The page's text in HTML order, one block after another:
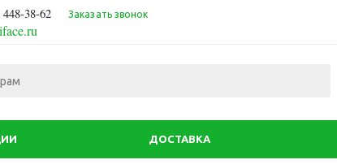
38-62 Заказать звонок
ДОСТАВКА